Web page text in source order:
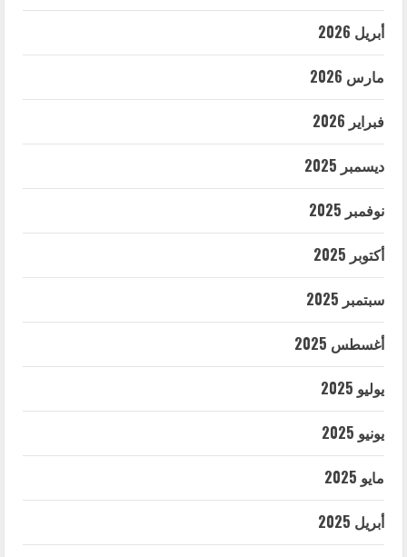
أبريل 2026
مارس 2026
فبراير 2026
ديسمبر 2025
نوفمبر 2025
أكتوبر 2025
سبتمبر 2025
أغسطس 2025
يوليو 2025
يونيو 2025
مايو 2025
أبريل 2025